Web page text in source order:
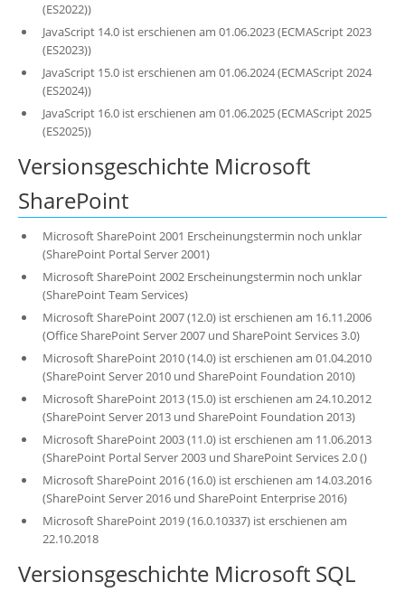
(ES2022))
JavaScript 14.0 ist erschienen am 01.06.2023 (ECMAScript 2023
(ES2023))
JavaScript 15.0 ist erschienen am 01.06.2024 (ECMAScript 2024
(ES2024))
JavaScript 16.0 ist erschienen am 01.06.2025 (ECMAScript 2025
(ES2025))
Versionsgeschichte Microsoft
SharePoint
Microsoft SharePoint 2001 Erscheinungstermin noch unklar
(SharePoint Portal Server 2001)
Microsoft SharePoint 2002 Erscheinungstermin noch unklar
(SharePoint Team Services)
Microsoft SharePoint 2007 (12.0) ist erschienen am 16.11.2006
(Office SharePoint Server 2007 und SharePoint Services 3.0)
Microsoft SharePoint 2010 (14.0) ist erschienen am 01.04.2010
(SharePoint Server 2010 und SharePoint Foundation 2010)
Microsoft SharePoint 2013 (15.0) ist erschienen am 24.10.2012
(SharePoint Server 2013 und SharePoint Foundation 2013)
Microsoft SharePoint 2003 (11.0) ist erschienen am 11.06.2013
(SharePoint Portal Server 2003 und SharePoint Services 2.0 ()
Microsoft SharePoint 2016 (16.0) ist erschienen am 14.03.2016
(SharePoint Server 2016 und SharePoint Enterprise 2016)
Microsoft SharePoint 2019 (16.0.10337) ist erschienen am
22.10.2018
Versionsgeschichte Microsoft SQL